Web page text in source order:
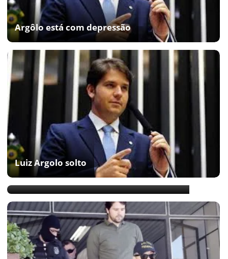
Argôlo está com depressão
Luiz Argolo solto
Justiça nega liberdade para Luiz Argôlo